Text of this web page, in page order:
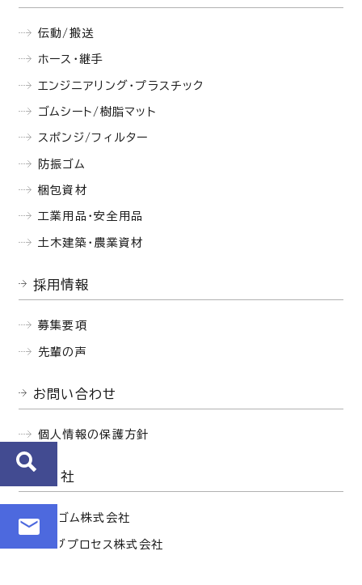
伝動/搬送
ホース・継手
エンジニアリング・プラスチック
ゴムシート/樹脂マット
スポンジ/フィルター
防振ゴム
梱包資材
工業用品・安全用品
土木建築・農業資材
採用情報
募集要項
先輩の声
お問い合わせ
個人情報の保護方針
関連会社
西部ゴム株式会社
セイブプロセス株式会社